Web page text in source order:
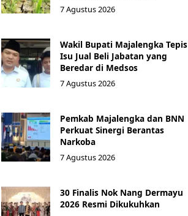
7 Agustus 2026
Wakil Bupati Majalengka Tepis
Isu Jual Beli Jabatan yang
Beredar di Medsos
7 Agustus 2026
Pemkab Majalengka dan BNN
Perkuat Sinergi Berantas
Narkoba
7 Agustus 2026
30 Finalis Nok Nang Dermayu
2026 Resmi Dikukuhkan